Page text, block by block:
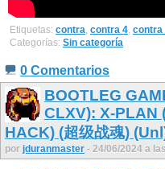
Etiquetas: contra contra 4 contra
Categorías: Sin categoría
0 Comentarios
BOOTLEG
CLXV): X-PLAN
HACK) (超级战魂)
por jduranmaster - 24/06/2024 a